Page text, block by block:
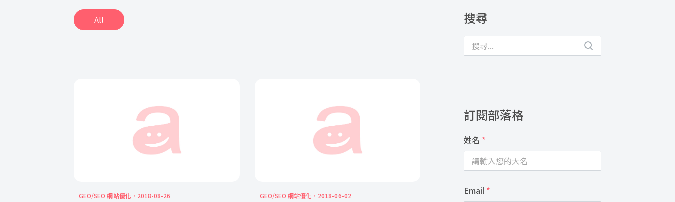
All
GEO/SEO 網站優化 2018-08-26 GEO/SEO 網站優化 2018-06-02
搜尋
訂閱部落格
姓名 *
Email *